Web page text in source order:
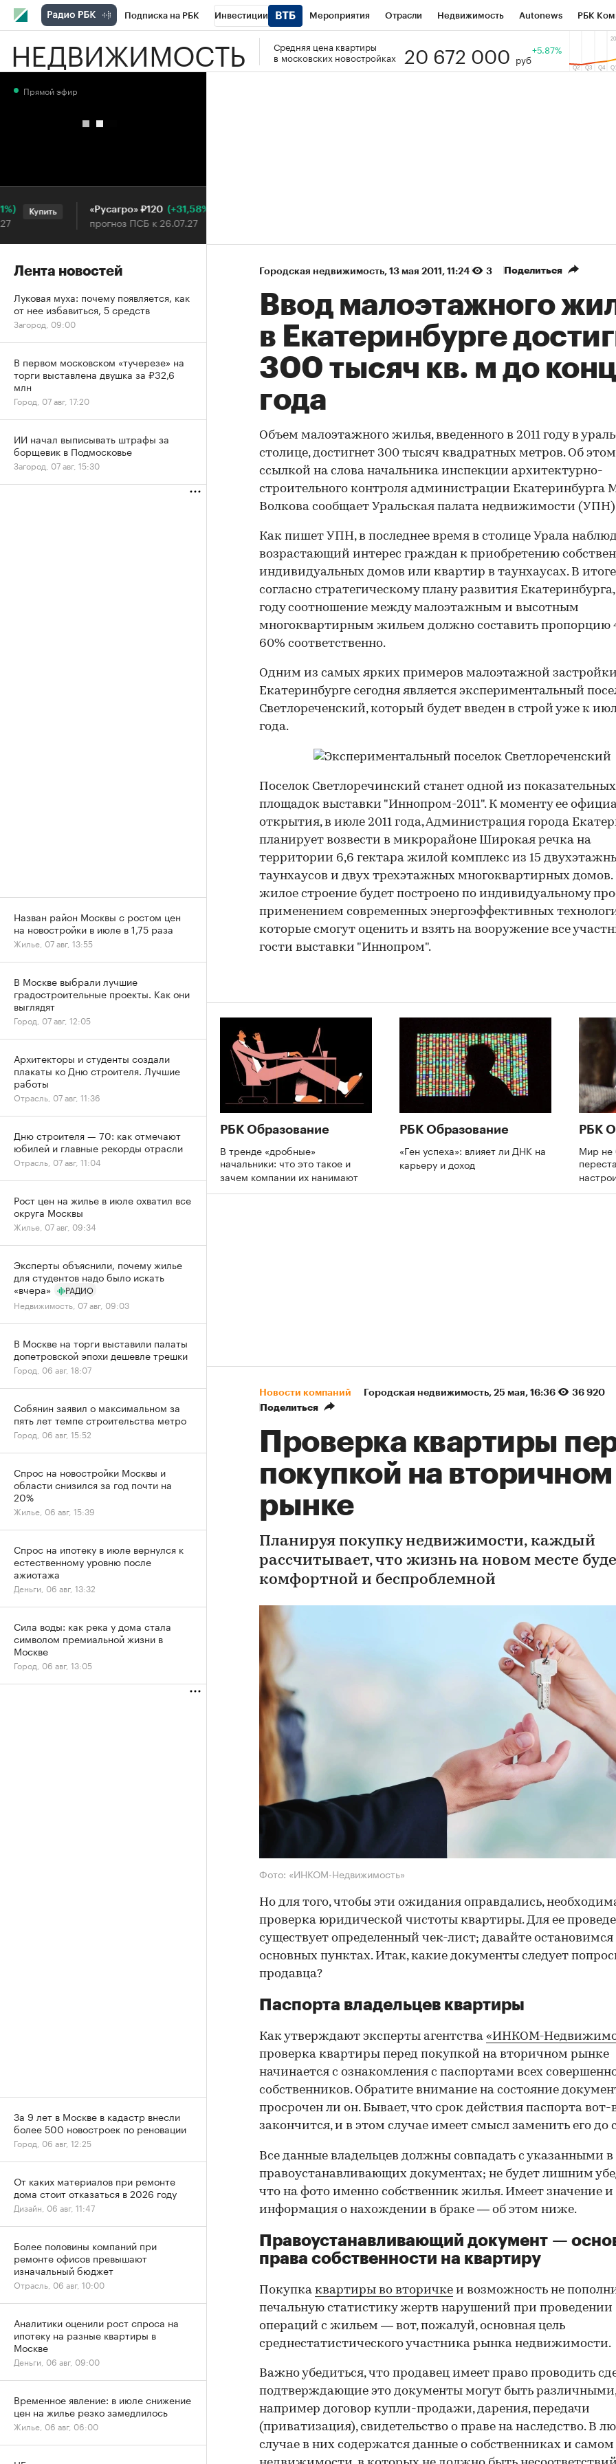
Подписка на РБК Инвестиции Мероприятия Отрасли Недвижимость Autonews РБК
РБК Вино Спорт Школа управления РБК РБК Образование Тренды
НЕДВИЖИМОСТЬ
Средняя цена квартиры
в московских новостройках
20 672 000 руб
+5.87%
Городская недвижимость⁠, 13 мая 2011, 11:24 3 Поделиться
Ввод малоэтажного
в Екатеринбурге
300 тысяч кв. м до
года
Объем малоэтажного жилья, введенного в 2011 году в
столице, достигнет 300 тысяч квадратных метров. Об
ссылкой на слова начальника инспекции архитектурно-
строительного контроля администрации Екатеринбурга
Волкова сообщает Уральская палата недвижимости
Как пишет УПН, в последнее время в столице Урала
возрастающий интерес граждан к приобретению
индивидуальных домов или квартир в таунхаусах. В
согласно стратегическому плану развития
году соотношение между малоэтажным и высотным
многоквартирным жильем должно составить пропорцию
60% соответственно.
Одним из самых ярких примеров малоэтажной
Екатеринбурге сегодня является экспериментальный
Светлореченский, который будет введен в строй уже к
года.
Поселок Светлоречинский станет одной из показательных
площадок выставки "Иннопром-2011". К моменту ее
открытия, в июле 2011 года, Администрация города
планирует возвести в микрорайоне Широкая речка на
территории 6,6 гектара жилой комплекс из 15
таунхаусов и двух трехэтажных многоквартирных
жилое строение будет построено по индивидуальному
применением современных энергоэффективных
которые смогут оценить и взять на вооружение все
гости выставки "Иннопром".
РБК Образование
В тренде «дробные»
начальники: что это такое и
зачем компании их нанимают
РБК Образование
«Ген успеха»: влияет ли ДНК на
карьеру и доход
РБК
Мир не
Новости компаний Городская недвижимость⁠, 25 мая, 16:36
36 920
Поделиться
Проверка квартиры
покупкой на вторичном
рынке
Планируя покупку недвижимости, каждый
рассчитывает, что жизнь на новом месте
комфортной и беспроблемной
Фото: «ИНКОМ-Недвижимость»
Но для того, чтобы эти ожидания оправдались,
проверка юридической чистоты квартиры. Для ее
существует определенный чек-лист; давайте остановимся
основных пунктах. Итак, какие документы следует
продавца?
Паспорта владельцев квартиры
Как утверждают эксперты агентства «ИНКОМ-
проверка квартиры перед покупкой на вторичном рынке
начинается с ознакомления с паспортами всех
собственников. Обратите внимание на состояние
просрочен ли он. Бывает, что срок действия паспорта вот-
закончится, и в этом случае имеет смысл заменить его до
Все данные владельцев должны совпадать с указанными в
правоустанавливающих документах; не будет лишним
что на фото именно собственник жилья. Имеет значение и
информация о нахождении в браке — об этом ниже.
Правоустанавливающий документ —
права собственности на квартиру
Покупка квартиры во вторичке и возможность не
печальную статистику жертв нарушений при проведении
операций с жильем — вот, пожалуй, основная цель
среднестатистического участника рынка недвижимости.
Важно убедиться, что продавец имеет право проводить
подтверждающие это документы могут быть различными,
например договор купли-продажи, дарения, передачи
(приватизация), свидетельство о праве на наследство. В
случае в них содержатся данные о собственниках и самом
Прямой эфир
Купить «Русагро» ₽120 (+31,58%)
прогноз ПСБ к 26.07.27
Лента новостей
Луковая муха: почему появляется, как
от нее избавиться, 5 средств
Загород, 09:00
В первом московском «тучерезе» на
торги выставлена двушка за ₽32,6
млн
Город, 07 авг, 17:20
ИИ начал выписывать штрафы за
борщевик в Подмосковье
Загород, 07 авг, 15:30
Назван район Москвы с ростом цен
на новостройки в июле в 1,75 раза
Жилье, 07 авг, 13:55
В Москве выбрали лучшие
градостроительные проекты. Как они
выглядят
Город, 07 авг, 12:05
Архитекторы и студенты создали
плакаты ко Дню строителя. Лучшие
работы
Отрасль, 07 авг, 11:36
Дню строителя — 70: как отмечают
юбилей и главные рекорды отрасли
Отрасль, 07 авг, 11:04
Рост цен на жилье в июле охватил все
округа Москвы
Жилье, 07 авг, 09:34
Эксперты объяснили, почему жилье
для студентов надо было искать
«вчера»
РАДИО
Недвижимость, 07 авг, 09:03
В Москве на торги выставили палаты
допетровской эпохи дешевле трешки
Город, 06 авг, 18:07
Собянин заявил о максимальном за
пять лет темпе строительства метро
Город, 06 авг, 15:52
Спрос на новостройки Москвы и
области снизился за год почти на
20%
Жилье, 06 авг, 15:39
Спрос на ипотеку в июле вернулся к
естественному уровню после
ажиотажа
Деньги, 06 авг, 13:32
Сила воды: как река у дома стала
символом премиальной жизни в
Москве
Город, 06 авг, 13:05
За 9 лет в Москве в кадастр внесли
более 500 новостроек по реновации
Город, 06 авг, 12:25
От каких материалов при ремонте
дома стоит отказаться в 2026 году
Дизайн, 06 авг, 11:47
Более половины компаний при
ремонте офисов превышают
изначальный бюджет
Отрасль, 06 авг, 10:00
Аналитики оценили рост спроса на
ипотеку на разные квартиры в
Москве
Деньги, 06 авг, 09:00
Временное явление: в июле снижение
цен на жилье резко замедлилось
Жилье, 06 авг, 06:00